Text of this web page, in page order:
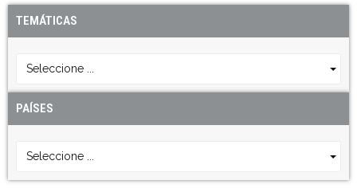
TEMÁTICAS
Seleccione ...
PAÍSES
Seleccione ...